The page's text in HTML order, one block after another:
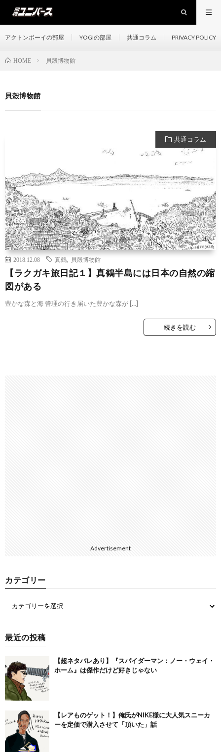
アクトンボーイの部屋 YOGIの部屋 共通コラム PRIVACY POLICY
HOME 貝殻博物館
貝殻博物館
共通コラム
2018.12.08 真鶴 貝殻博物館
【ラクガキ旅日記１】真鶴半島には日本の自然の縮
図がある
豊かな森と海 管理の行き届いた豊かな森が […]
続きを読む
Advertisement
カテゴリー
最近の投稿
【超ネタバレあり】『スパイダーマン：ノー・ウェイ・
ホーム』は傑作だけど好きじゃない
【レアものゲット！】俺氏がNIKE様に大人気スニーカ
ーを定価で購入させて「頂いた」話